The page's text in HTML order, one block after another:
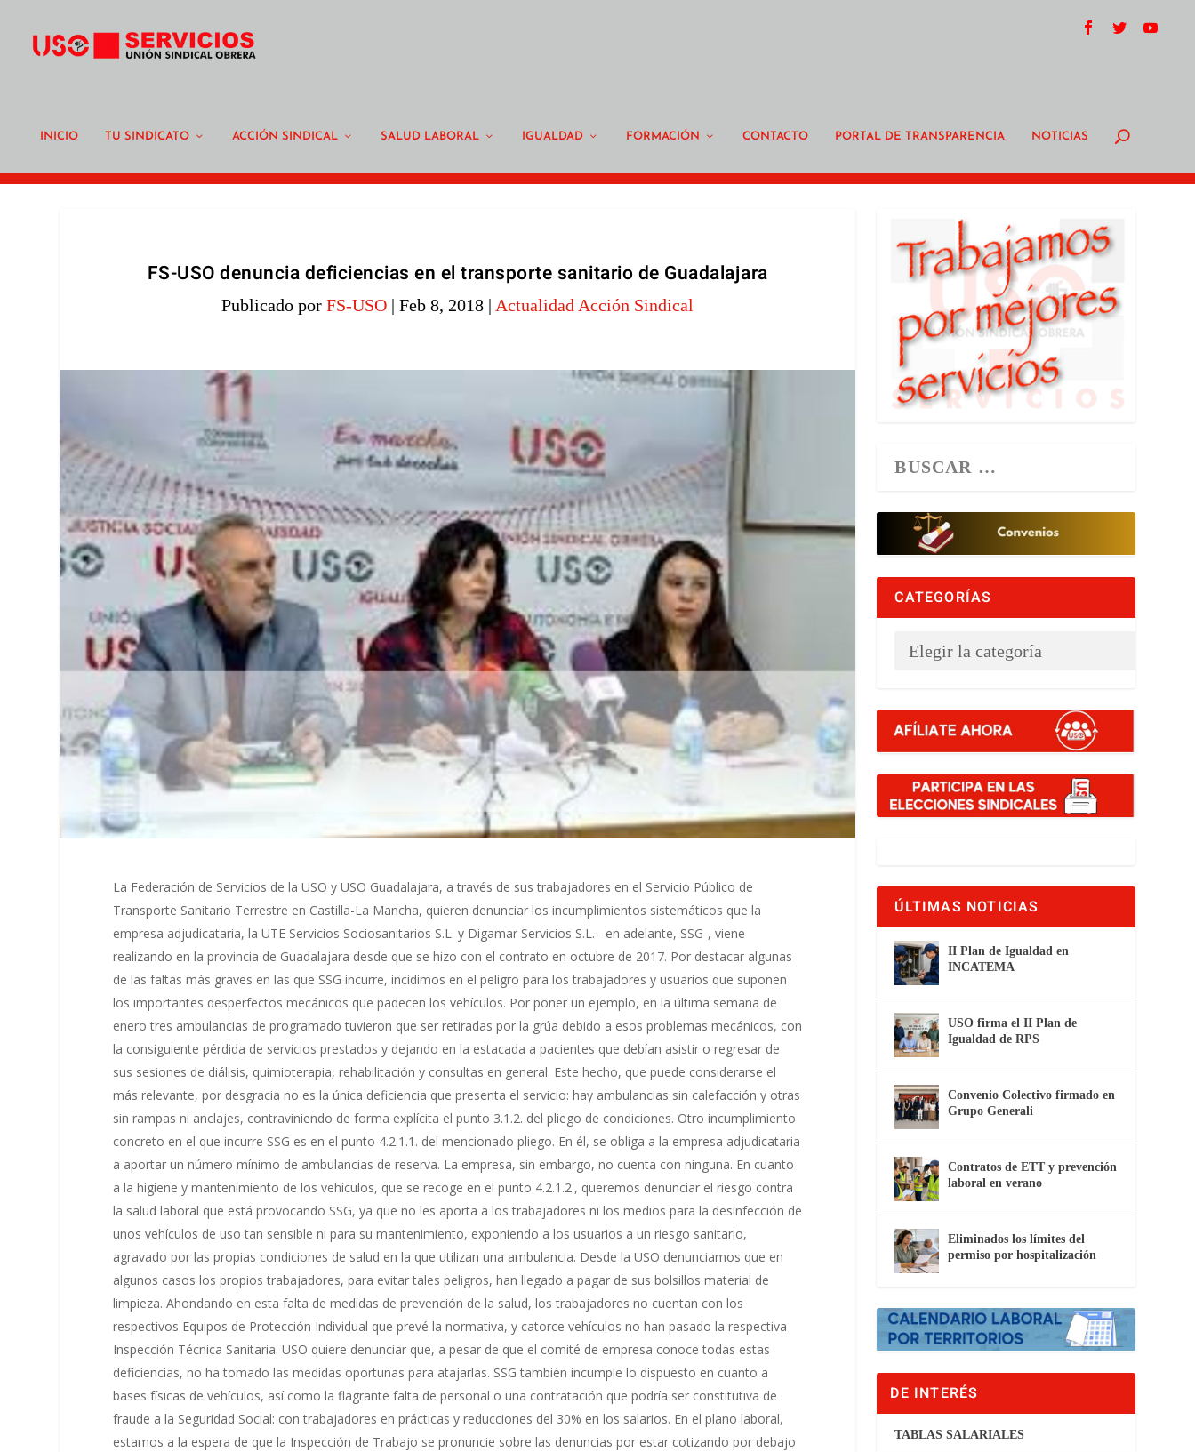
INICIO TU SINDICATO ACCIÓN SINDICAL SALUD LABORAL IGUALDAD FORMACIÓN CONTACTO PORTAL DE TRANSPARENCIA NOTICIAS
FS-USO denuncia deficiencias en el transporte sanitario de Guadalajara
Publicado porFS-USO |Feb 8, 2018 | Actualidad Acción Sindical
La Federación de Servicios de la USO y USO Guadalajara, a través de sus trabajadores en el Servicio Público de
Transporte Sanitario Terrestre en Castilla-La Mancha, quieren denunciar los incumplimientos sistemáticos que la
empresa adjudicataria, la UTE Servicios Sociosanitarios S.L. y Digamar Servicios S.L. –en adelante, SSG-, viene
realizando en la provincia de Guadalajara desde que se hizo con el contrato en octubre de 2017. Por destacar algunas
de las faltas más graves en las que SSG incurre, incidimos en el peligro para los trabajadores y usuarios que suponen
los importantes desperfectos mecánicos que padecen los vehículos. Por poner un ejemplo, en la última semana de
enero tres ambulancias de programado tuvieron que ser retiradas por la grúa debido a esos problemas mecánicos, con
la consiguiente pérdida de servicios prestados y dejando en la estacada a pacientes que debían asistir o regresar de
sus sesiones de diálisis, quimioterapia, rehabilitación y consultas en general. Este hecho, que puede considerarse el
más relevante, por desgracia no es la única deficiencia que presenta el servicio: hay ambulancias sin calefacción y otras
sin rampas ni anclajes, contraviniendo de forma explícita el punto 3.1.2. del pliego de condiciones. Otro incumplimiento
concreto en el que incurre SSG es en el punto 4.2.1.1. del mencionado pliego. En él, se obliga a la empresa adjudicataria
a aportar un número mínimo de ambulancias de reserva. La empresa, sin embargo, no cuenta con ninguna. En cuanto
a la higiene y mantenimiento de los vehículos, que se recoge en el punto 4.2.1.2., queremos denunciar el riesgo contra
la salud laboral que está provocando SSG, ya que no les aporta a los trabajadores ni los medios para la desinfección de
unos vehículos de uso tan sensible ni para su mantenimiento, exponiendo a los usuarios a un riesgo sanitario,
agravado por las propias condiciones de salud en la que utilizan una ambulancia. Desde la USO denunciamos que en
algunos casos los propios trabajadores, para evitar tales peligros, han llegado a pagar de sus bolsillos material de
limpieza. Ahondando en esta falta de medidas de prevención de la salud, los trabajadores no cuentan con los
respectivos Equipos de Protección Individual que prevé la normativa, y catorce vehículos no han pasado la respectiva
Inspección Técnica Sanitaria. USO quiere denunciar que, a pesar de que el comité de empresa conoce todas estas
deficiencias, no ha tomado las medidas oportunas para atajarlas. SSG también incumple lo dispuesto en cuanto a
bases físicas de vehículos, así como la flagrante falta de personal o una contratación que podría ser constitutiva de
fraude a la Seguridad Social: con trabajadores en prácticas y reducciones del 30% en los salarios. En el plano laboral,
estamos a la espera de que la Inspección de Trabajo se pronuncie sobre las denuncias por estar cotizando por debajo
CATEGORÍAS
ÚLTIMAS NOTICIAS
II Plan de Igualdad en
INCATEMA
USO firma el II Plan de
Igualdad de RPS
Convenio Colectivo firmado en
Grupo Generali
Contratos de ETT y prevención
laboral en verano
Eliminados los límites del
permiso por hospitalización
DE INTERÉS
TABLAS SALARIALES